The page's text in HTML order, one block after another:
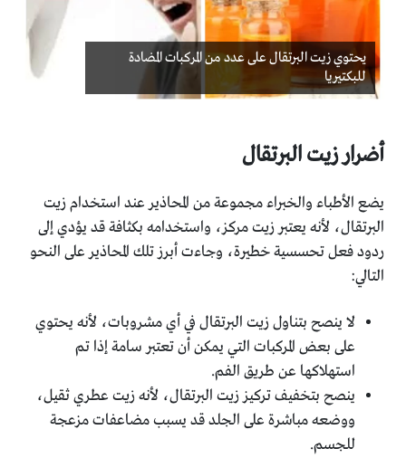
يحتوي زيت البرتقال على عدد من المركبات المضادة
للبكتيريا
أضرار زيت البرتقال
يضع الأطباء والخبراء مجموعة من المحاذير عند استخدام زيت
‏البرتقال، لأنه يعتبر زيت مركز، واستخدامه بكثافة قد يؤدي إلى
‏ردود فعل تحسسية خطيرة، وجاءت أبرز تلك المحاذير على النحو
التالي:
لا ينصح بتناول زيت البرتقال في أي مشروبات، لأنه يحتوي
‏على بعض المركبات التي يمكن أن تعتبر سامة إذا تم
‏استهلاكها عن طريق الفم.‏
ينصح بتخفيف تركيز زيت البرتقال، لأنه زيت عطري ثقيل،
‏ووضعه مباشرة على الجلد قد يسبب مضاعفات مزعجة
‏للجسم.‏